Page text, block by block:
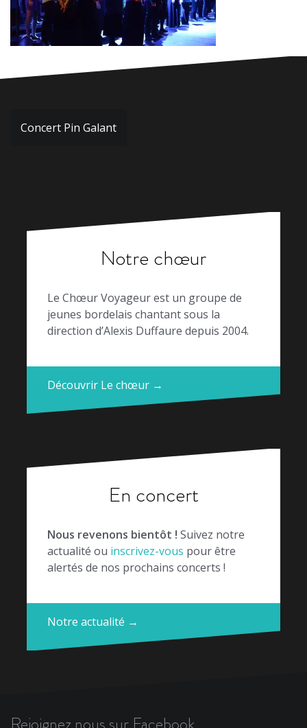
Navigation
Concert Pin Galant
Notre chœur
Le Chœur Voyageur est un groupe de
jeunes bordelais chantant sous la
direction d’Alexis Duffaure depuis 2004.
Découvrir Le chœur →
En concert
Nous revenons bientôt ! Suivez notre
actualité ou inscrivez-vous pour être
alertés de nos prochains concerts !
Notre actualité →